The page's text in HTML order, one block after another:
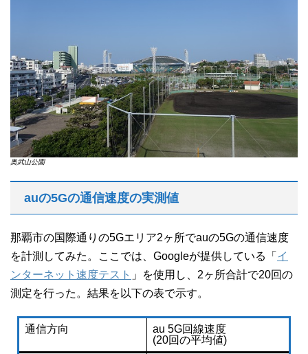
奥武山公園
auの5Gの通信速度の実測値
那覇市の国際通りの5Gエリア2ヶ所でauの5Gの通信速度
を計測してみた。ここでは、Googleが提供している「 イ
ンターネット速度テスト 」を使用し、2ヶ所合計で20回の
測定を行った。結果を以下の表で示す。
通信方向
au 5G回線速度
(20回の平均値)